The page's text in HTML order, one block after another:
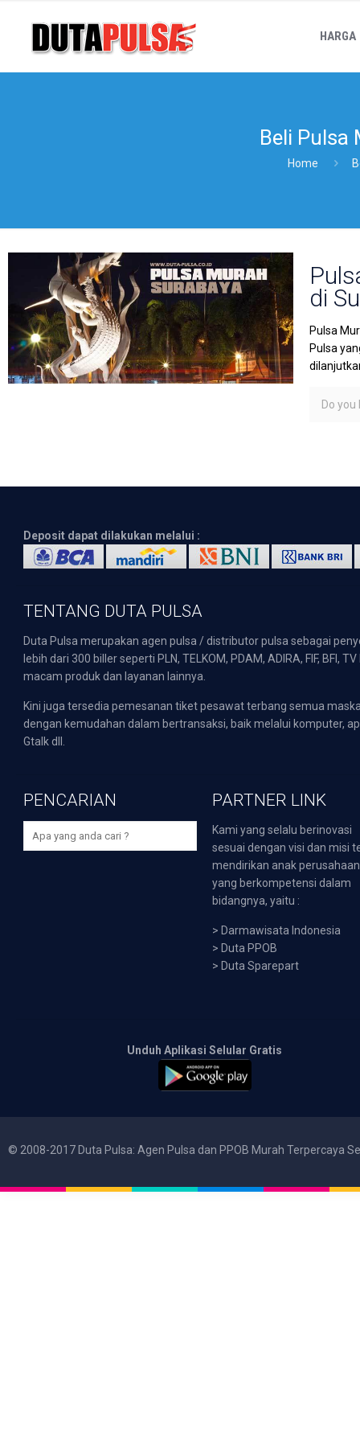
HARGA
Beli Pulsa
Home
di
Pulsa
Pulsa
Do you
Deposit dapat dilakukan melalui :
TENTANG DUTA PULSA
Duta Pulsa merupakan agen pulsa / distributor pulsa sebagai
lebih dari 300 biller seperti PLN, TELKOM, PDAM, ADIRA, FIF,
macam produk dan layanan lainnya.
Kini juga tersedia pemesanan tiket pesawat terbang semua
dengan kemudahan dalam bertransaksi, baik melalui komputer,
Gtalk dll.
PENCARIAN PARTNER LINK
Kami yang selalu berinovasi
sesuai dengan visi dan misi
mendirikan anak perusahaan
yang berkompetensi dalam
bidangnya, yaitu :
> Darmawisata Indonesia
> Duta PPOB
> Duta Sparepart
Unduh Aplikasi Selular Gratis
© 2008-2017 Duta Pulsa: Agen Pulsa dan PPOB Murah Terpercaya